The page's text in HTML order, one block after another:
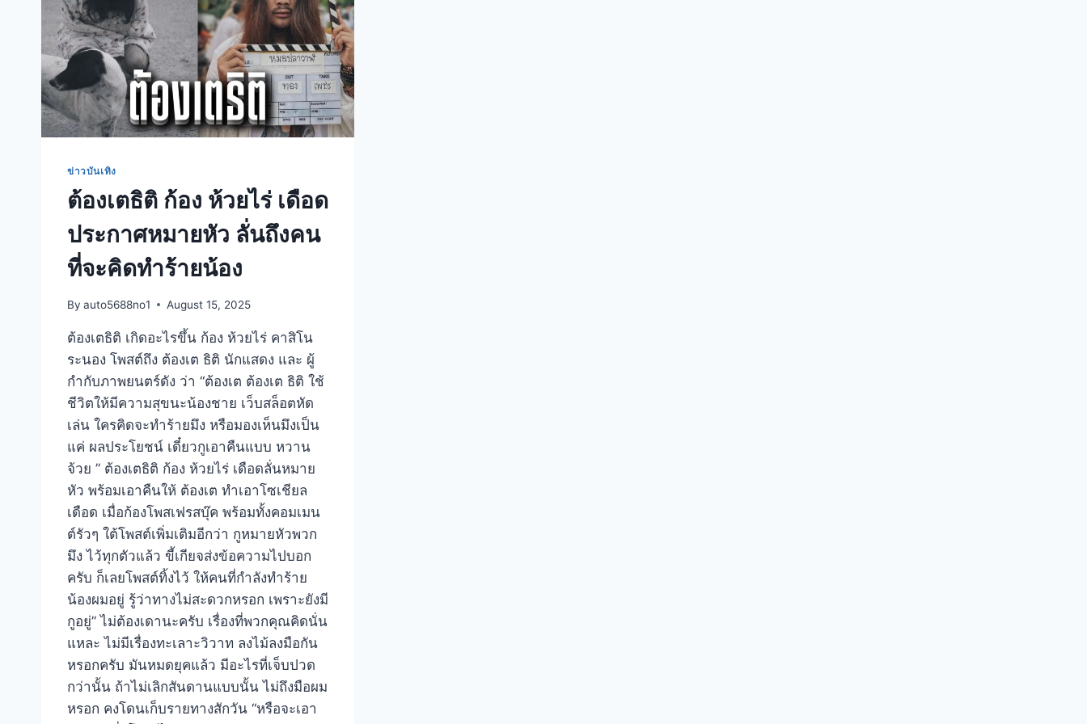
ข่าวบันเทิง
ต้องเตธิติ ก้อง ห้วยไร่ เดือด
ประกาศหมายหัว ลั่นถึงคน
ที่จะคิดทำร้ายน้อง
By auto5688no1 August 15, 2025
ต้องเตธิติ เกิดอะไรขึ้น ก้อง ห้วยไร่ คาสิโน
ระนอง โพสต์ถึง ต้องเต ธิติ นักแสดง และ ผู้
กำกับภาพยนตร์ดัง ว่า “ต้องเต ต้องเต ธิติ ใช้
ชีวิตให้มีความสุขนะน้องชาย เว็บสล็อตหัด
เล่น ใครคิดจะทำร้ายมึง หรือมองเห็นมึงเป็น
แค่ ผลประโยชน์ เดี๋ยวกูเอาคืนแบบ หวาน
จ้วย ” ต้องเตธิติ ก้อง ห้วยไร่ เดือดลั่นหมาย
หัว พร้อมเอาคืนให้ ต้องเต ทำเอาโซเชียล
เดือด เมื่อก้องโพสเฟรสบุ๊ค พร้อมทั้งคอมเมน
ต์รัวๆ ใต้โพสต์เพิ่มเติมอีกว่า กูหมายหัวพวก
มึง ไว้ทุกตัวแล้ว ขี้เกียจส่งข้อความไปบอก
ครับ ก็เลยโพสต์ทิ้งไว้ ให้คนที่กำลังทำร้าย
น้องผมอยู่ รู้ว่าทางไม่สะดวกหรอก เพราะยังมี
กูอยู่” ไม่ต้องเดานะครับ เรื่องที่พวกคุณคิดนั่น
แหละ ไม่มีเรื่องทะเลาะวิวาท ลงไม้ลงมือกัน
หรอกครับ มันหมดยุคแล้ว มีอะไรที่เจ็บปวด
กว่านั้น ถ้าไม่เลิกสันดานแบบนั้น ไม่ถึงมือผม
หรอก คงโดนเก็บรายทางสักวัน “หรือจะเอา